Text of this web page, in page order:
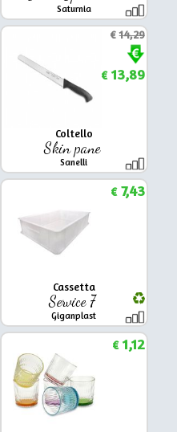
Saturnia
Coltello
Skin pane
Sanelli
€14,29
€13,89
Cassetta
Service 7
Giganplast
€7,43
€1,12